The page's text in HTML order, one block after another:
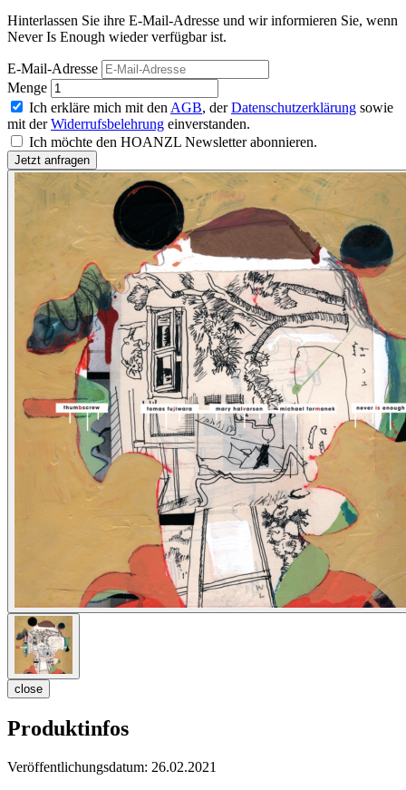
Hinterlassen Sie ihre E-Mail-Adresse und wir informieren Sie, wenn
Never Is Enough wieder verfügbar ist.
E-Mail-Adresse
Menge
Ich erkläre mich mit den AGB, derDatenschutzerklärung sowie
mit derWiderrufsbelehrung einverstanden.
Ich möchte den HOANZL Newsletter abonnieren.
close
Produktinfos
Veröffentlichungsdatum: 26.02.2021